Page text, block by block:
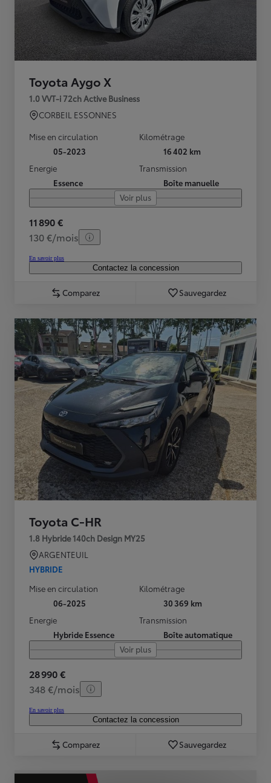
Toyota Aygo X
1.0 VVT-i 72ch Active Business
CORBEIL ESSONNES
Mise en circulation
05-2023
Kilométrage
16 402 km
Energie
Essence
Transmission
Boîte manuelle
Voir plus
11 890 €
130 €/mois
En savoir plus
Contactez la concession
Comparez Sauvegardez
Toyota C-HR
1.8 Hybride 140ch Design MY25
ARGENTEUIL
HYBRIDE
Mise en circulation
06-2025
Kilométrage
30 369 km
Energie
Hybride Essence
Transmission
Boîte automatique
Voir plus
28 990 €
348 €/mois
En savoir plus
Contactez la concession
Comparez Sauvegardez